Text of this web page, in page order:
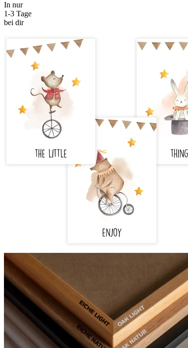
In nur
1-3 Tage
bei dir